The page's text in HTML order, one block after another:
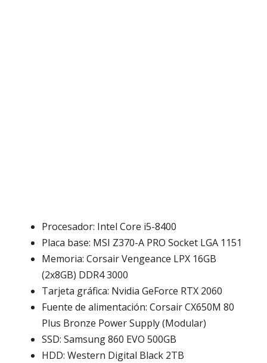
Procesador: Intel Core i5-8400
Placa base: MSI Z370-A PRO Socket LGA 1151
Memoria: Corsair Vengeance LPX 16GB
(2x8GB) DDR4 3000
Tarjeta gráfica: Nvidia GeForce RTX 2060
Fuente de alimentación: Corsair CX650M 80
Plus Bronze Power Supply (Modular)
SSD: Samsung 860 EVO 500GB
HDD: Western Digital Black 2TB